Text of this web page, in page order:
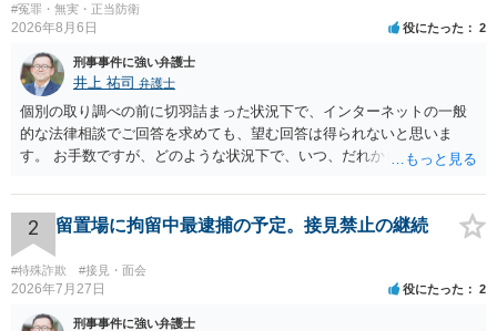
#冤罪・無実・正当防衛
2026年8月6日 役にたった 2
刑事事件に強い弁護士
井上 祐司 弁護士
個別の取り調べの前に切羽詰まった状況下で、インターネットの一般
的な法律相談でご回答を求めても、望む回答は得られないと思いま
す。 お手数ですが、どのような状況下で、いつ、だれからどのような
の程度だと聞いているのかということについて、お近くで詳細な法律
相談を受けられたうえで対処方法を探された方がよいと思われます。
一般論でいえば、任意取り調べの場合、ＩＣレコーダーを持参して取
り調べ内容を録音することは必須だと考えます。
2 留置場に拘留中最逮捕の予定。接見禁止の継続
#特殊詐欺 #接見・面会
2026年7月27日 役にたった 2
刑事事件に強い弁護士